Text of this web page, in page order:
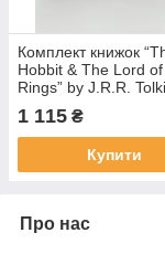
Комплект книжок
Hobbit & The Lord
Rings” by J.R.R.
1 115 ₴
Купити
Про нас